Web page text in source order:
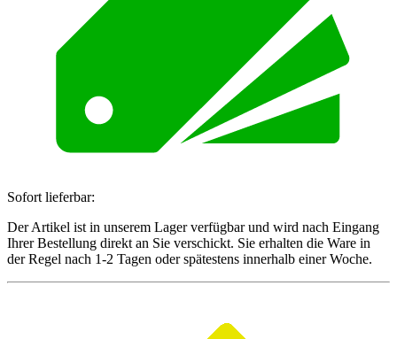
Sofort lieferbar:
Der Artikel ist in unserem Lager verfügbar und wird nach Eingang
Ihrer Bestellung direkt an Sie verschickt. Sie erhalten die Ware in
der Regel nach 1-2 Tagen oder spätestens innerhalb einer Woche.